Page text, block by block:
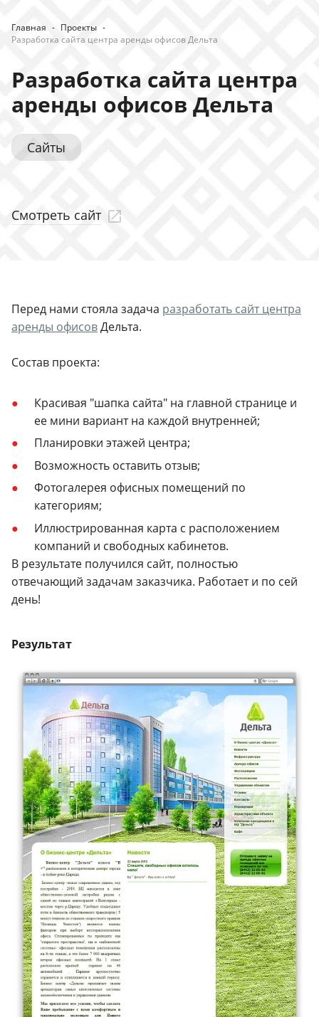
Главная - Проекты -
Разработка сайта центра аренды офисов Дельта
Разработка сайта центра
аренды офисов Дельта
Сайты
Смотреть сайт
Перед нами стояла задача разработать сайт центра
аренды офисовДельта.
Состав проекта:
Красивая "шапка сайта" на главной странице и
ее мини вариант на каждой внутренней;
Планировки этажей центра;
Возможность оставить отзыв;
Фотогалерея офисных помещений по
категориям;
Иллюстрированная карта с расположением
компаний и свободных кабинетов.
В результате получился сайт, полностью
отвечающий задачам заказчика. Работает и по сей
день!
Результат